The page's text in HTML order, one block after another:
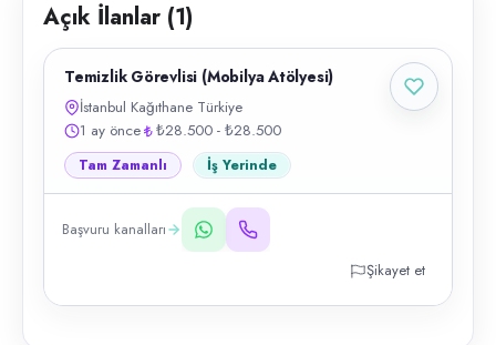
Açık İlanlar (1)
Temizlik Görevlisi (Mobilya Atölyesi)
İstanbul Kağıthane Türkiye
1 ay önce
₺28.500 - ₺28.500
Tam Zamanlı İş Yerinde
Başvuru kanalları
Şikayet et